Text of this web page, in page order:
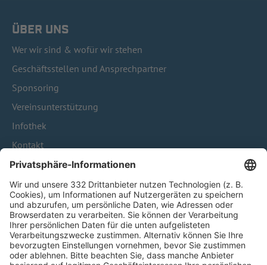
ÜBER UNS
Wer wir sind & wofür wir stehen
Geschäftsstellen und Ansprechpartner
Sponsoring
Vereinsunterstützung
Infothek
Kontakt
HÄUFIG BESUCHTE SEITEN
Pässe und Vereinswechsel
Trainerausbildung
Schulungsangebot Vereinsmitarbeiter
BFV-Geschäftsstellen